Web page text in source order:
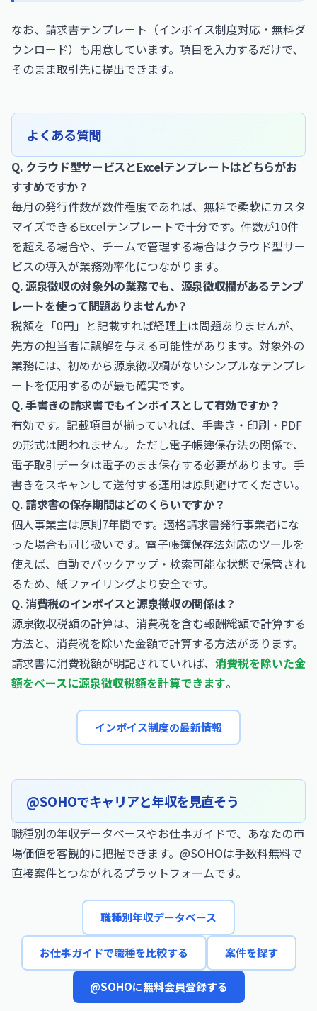
なお、 請求書テンプレート（インボイス制度対応・無料ダ
ウンロード） も用意しています。項目を入力するだけで、
そのまま取引先に提出できます。
よくある質問
Q. クラウド型サービスとExcelテンプレートはどちらがお
すすめですか？
毎月の発行件数が数件程度であれば、無料で柔軟にカスタ
マイズできるExcelテンプレートで十分です。件数が10件
を超える場合や、チームで管理する場合はクラウド型サー
ビスの導入が業務効率化につながります。
Q. 源泉徴収の対象外の業務でも、源泉徴収欄があるテンプ
レートを使って問題ありませんか？
税額を「0円」と記載すれば経理上は問題ありませんが、
先方の担当者に誤解を与える可能性があります。対象外の
業務には、初めから源泉徴収欄がないシンプルなテンプレ
ートを使用するのが最も確実です。
Q. 手書きの請求書でもインボイスとして有効ですか？
有効です。記載項目が揃っていれば、手書き・印刷・PDF
の形式は問われません。ただし電子帳簿保存法の関係で、
電子取引データは電子のまま保存する必要があります。手
書きをスキャンして送付する運用は原則避けてください。
Q. 請求書の保存期間はどのくらいですか？
個人事業主は原則7年間です。適格請求書発行事業者にな
った場合も同じ扱いです。電子帳簿保存法対応のツールを
使えば、自動でバックアップ・検索可能な状態で保管され
るため、紙ファイリングより安全です。
Q. 消費税のインボイスと源泉徴収の関係は？
源泉徴収税額の計算は、消費税を含む報酬総額で計算する
方法と、消費税を除いた金額で計算する方法があります。
請求書に消費税額が明記されていれば、 消費税を除いた金
額をベースに源泉徴収税額を計算できます。
インボイス制度の最新情報
@SOHOでキャリアと年収を見直そう
職種別の年収データベースやお仕事ガイドで、あなたの市
場価値を客観的に把握できます。@SOHOは手数料無料で
直接案件とつながれるプラットフォームです。
職種別年収データベース
お仕事ガイドで職種を比較する 案件を探す
@SOHOに無料会員登録する